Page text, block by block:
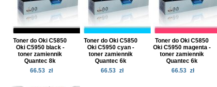
Toner do Oki C5850
Oki C5950 black -
toner zamiennik
Quantec 8k
66.53 zł
Toner do Oki C5850
Oki C5950 cyan -
toner zamiennik
Quantec 6k
66.53 zł
Toner do Oki C5850
Oki C5950 magenta -
toner zamiennik
Quantec 6k
66.53 zł